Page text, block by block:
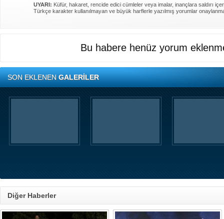
UYARI: Küfür, hakaret, rencide edici cümleler veya imalar, inançlara saldırı
Türkçe karakter kullanılmayan ve büyük harflerle yazılmış yorumlar
Bu habere henüz yorum
SON EKLENENGALERİLER
Diğer Haberler